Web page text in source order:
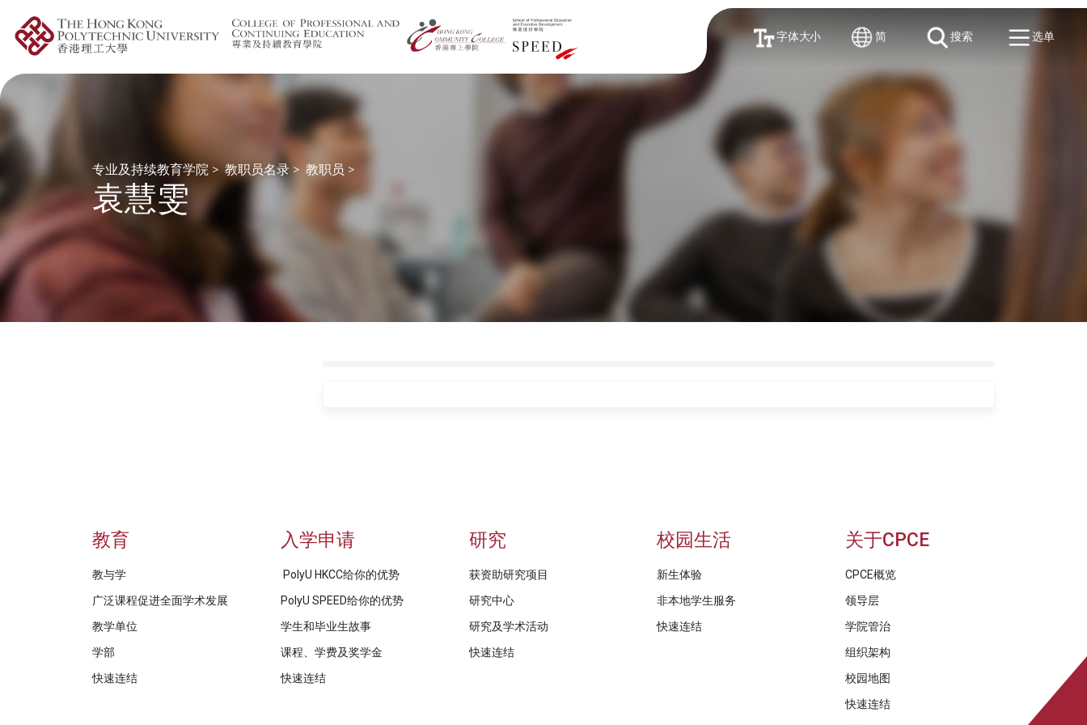
字体大小 简 搜索 选单
专业及持续教育学院 > 教职员名录 > 教职员 >
袁慧雯
教育
教与学
广泛课程促进全面学术发展
教学单位
学部
快速连结
入学申请
PolyU HKCC给你的优势
PolyU SPEED给你的优势
学生和毕业生故事
课程、学费及奖学金
快速连结
研究
获资助研究项目
研究中心
研究及学术活动
快速连结
校园生活
新生体验
非本地学生服务
快速连结
关于CPCE
CPCE概览
领导层
学院管治
组织架构
校园地图
快速连结